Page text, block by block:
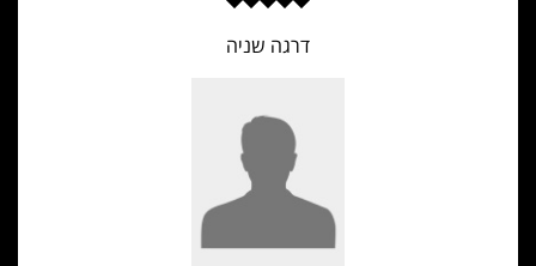
דרגה שניה